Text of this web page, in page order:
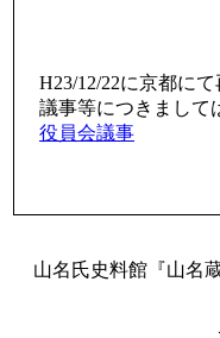
H23/12/22に京都に
議事等につきまして
役員会議事
山名氏史料館『山名